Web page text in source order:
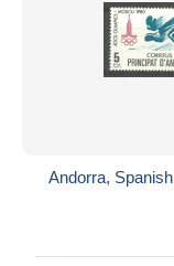
Andorra,